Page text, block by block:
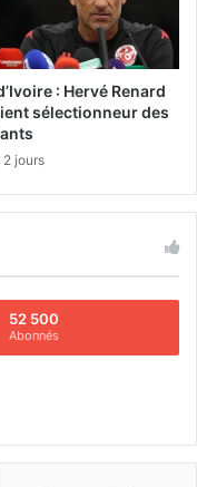
: Hervé Renard
sélectionneur des
2 jours
52 500
Abonnés